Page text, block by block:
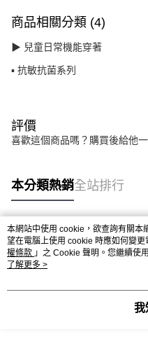
商品相關分類 (4)
▶ 兒童日常機能穿著
▪ 抗敏抗菌系列
評價
喜歡這個商品嗎？購買後給他
本分類熱銷全站排行
熱門標籤
本網站中使用 cookie，欲查詢有關本
望在電腦上使用 cookie 時應如何變
權條款 」之 Cookie 聲明。您繼續使
用條款之 Cookie 聲明使用 cookie。
了解更多 >
我